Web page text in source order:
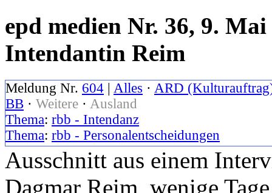
epd medien Nr. 36, 9.
Intendantin Reim
Meldung Nr. 604 | Alles · ARD
BB · Weitere · Ausland
Thema: rbb - Intendanz
Thema: rbb - Personalentscheidungen
Ausschnitt aus einem
Dagmar Reim, wenige